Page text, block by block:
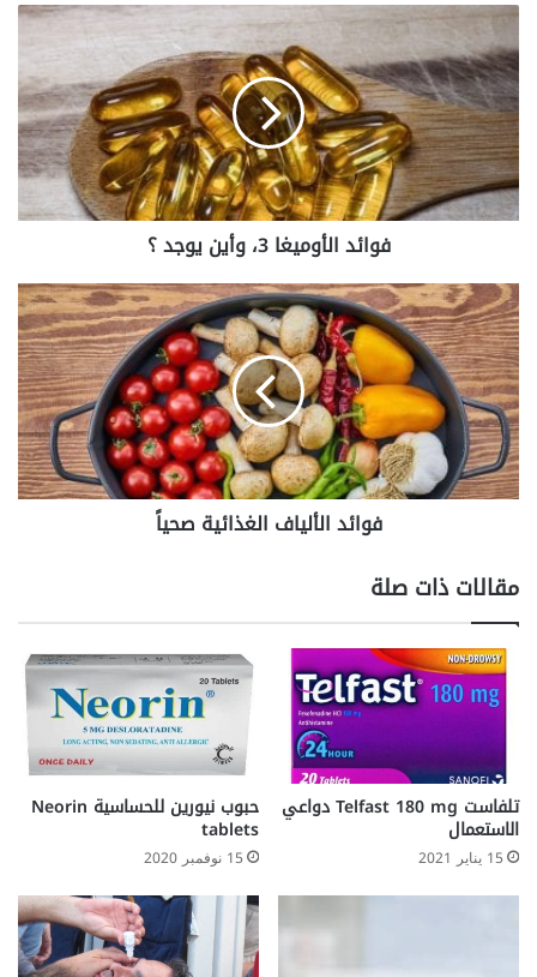
فوائد
الأوميغا
3،
وأين
يوجد
؟
فوائد الأوميغا 3، وأين يوجد ؟
فوائد
الألياف
الغذائية
صحياً
فوائد الألياف الغذائية صحياً
مقالات ذات صلة
تلفاست Telfast 180 mg دواعي
الاستعمال
15 يناير 2021
حبوب نيورين للحساسية Neorin
tablets
15 نوفمبر 2020